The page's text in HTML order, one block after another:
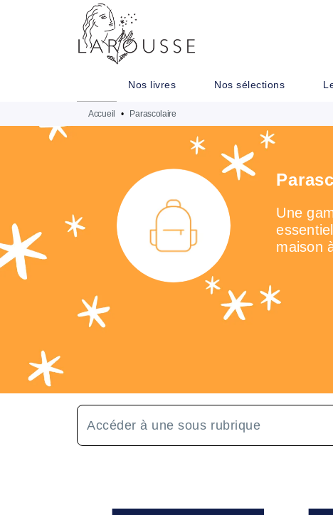
MENU
Nos livres Nos sélections
Accueil • Parascolaire
Une
maison
Accéder à une sous rubrique